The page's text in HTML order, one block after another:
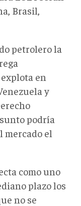
Brasil,
petrolero la
en
y
podría
mercado el
como uno
plazo los
no se